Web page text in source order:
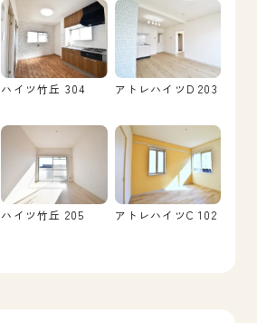
ハイツ竹丘 304 アトレハイツD 203
ハイツ竹丘 205 アトレハイツC 102